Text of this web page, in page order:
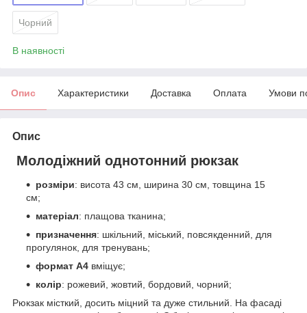
Чорний
В наявності
Опис Характеристики Доставка Оплата Умови
Опис
Молодіжний однотонний рюкзак
розміри: висота 43 см, ширина 30 см, товщина 15
см;
матеріал: плащова тканина;
призначення: шкільний, міський, повсякденний, для
прогулянок, для тренувань;
формат А4 вміщує;
колір: рожевий, жовтий, бордовий, чорний;
Рюкзак місткий, досить міцний та дуже стильний. На фасаді